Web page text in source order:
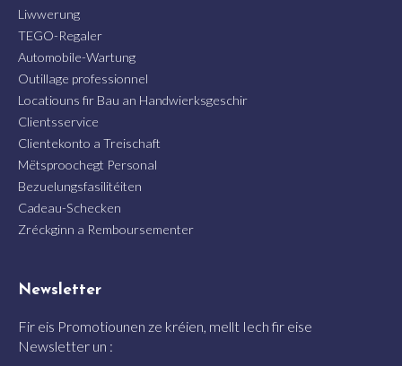
Liwwerung
TEGO-Regaler
Automobile-Wartung
Outillage professionnel
Locatiouns fir Bau an Handwierksgeschir
Clientsservice
Clientekonto a Treischaft
Mëtsproochegt Personal
Bezuelungsfasilitéiten
Cadeau-Schecken
Zréckginn a Remboursementer
Newsletter
Fir eis Promotiounen ze kréien, mellt Iech fir eise
Newsletter un :